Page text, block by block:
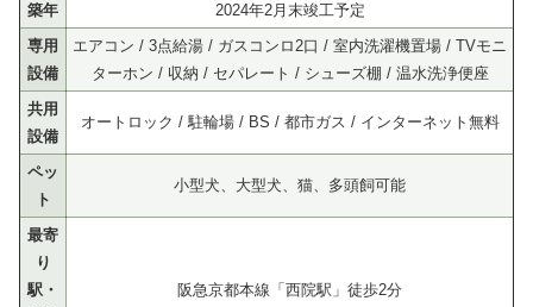
築年
2024年2月末竣工予定
専用
設備
エアコン / 3点給湯 / ガスコンロ2口 / 室内洗濯機置場 / TVモニ
ターホン / 収納 / セパレート / シューズ棚 / 温水洗浄便座
共用
設備
オートロック / 駐輪場 / BS / 都市ガス / インターネット無料
ペッ
ト
小型犬、大型犬、猫、多頭飼可能
最寄
り
駅・
阪急京都本線「西院駅」徒歩2分